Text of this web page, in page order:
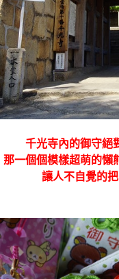
千光寺內的御守絕
那一個個模樣超萌的懶
讓人不自覺的